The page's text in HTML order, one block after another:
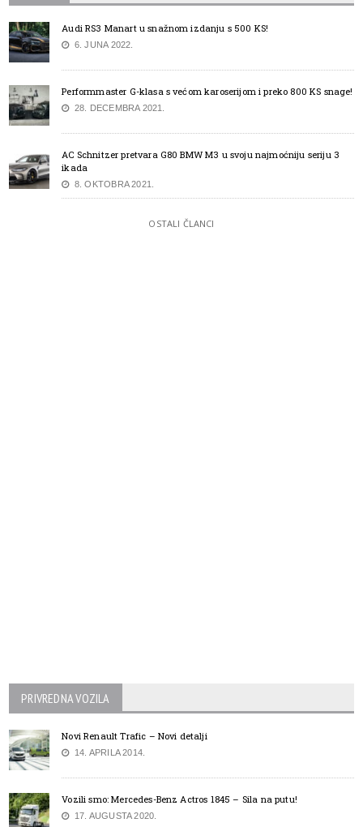
Audi RS3 Manart u snažnom izdanju s 500 KS!
6. JUNA 2022.
Performmaster G-klasa s većom karoserijom i preko 800 KS snage!
28. DECEMBRA 2021.
AC Schnitzer pretvara G80 BMW M3 u svoju najmoćniju seriju 3
ikada
8. OKTOBRA 2021.
OSTALI ČLANCI
PRIVREDNA VOZILA
Novi Renault Trafic – Novi detalji
14. APRILA 2014.
Vozili smo: Mercedes-Benz Actros 1845 – Sila na putu!
17. AUGUSTA 2020.